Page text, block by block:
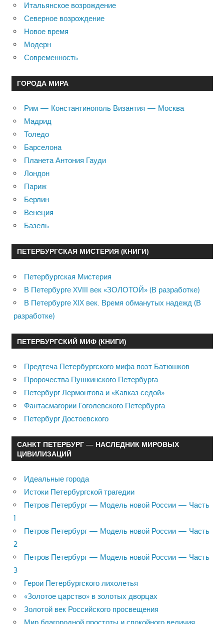
Итальянское возрождение
Северное возрождение
Новое время
Модерн
Современность
ГОРОДА МИРА
Рим — Константинополь Византия — Москва
Мадрид
Толедо
Барселона
Планета Антония Гауди
Лондон
Париж
Берлин
Венеция
Базель
ПЕТЕРБУРГСКАЯ МИСТЕРИЯ (КНИГИ)
Петербургская Мистерия
В Петербурге XVIII век «ЗОЛОТОЙ» (В разработке)
В Петербурге XIX век. Время обманутых надежд (В
разработке)
ПЕТЕРБУРГСКИЙ МИФ (КНИГИ)
Предтеча Петербургского мифа поэт Батюшков
Пророчества Пушкинского Петербурга
Петербург Лермонтова и «Кавказ седой»
Фантасмагории Гоголевского Петербурга
Петербург Достоевского
САНКТ ПЕТЕРБУРГ — НАСЛЕДНИК МИРОВЫХ
ЦИВИЛИЗАЦИЙ
Идеальные города
Истоки Петербургской трагедии
Петров Петербург — Модель новой России — Часть
1
Петров Петербург — Модель новой России — Часть
2
Петров Петербург — Модель новой России — Часть
3
Герои Петербургского лихолетья
«Золотое царство» в золотых дворцах
Золотой век Российского просвещения